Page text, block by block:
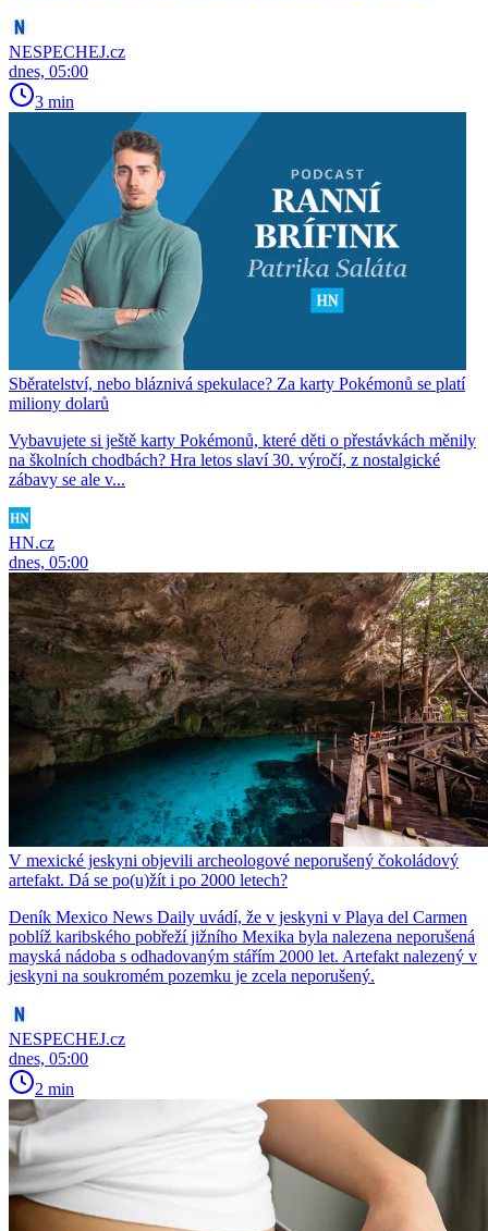
NESPECHEJ.cz
dnes, 05:00
3 min
Sběratelství, nebo bláznivá spekulace? Za karty Pokémonů se platí
miliony dolarů
Vybavujete si ještě karty Pokémonů, které děti o přestávkách měnily
na školních chodbách? Hra letos slaví 30. výročí, z nostalgické
zábavy se ale v...
HN.cz
dnes, 05:00
V mexické jeskyni objevili archeologové neporušený čokoládový
artefakt. Dá se po(u)žít i po 2000 letech?
Deník Mexico News Daily uvádí, že v jeskyni v Playa del Carmen
poblíž karibského pobřeží jižního Mexika byla nalezena neporušená
mayská nádoba s odhadovaným stářím 2000 let. Artefakt nalezený v
jeskyni na soukromém pozemku je zcela neporušený.
NESPECHEJ.cz
dnes, 05:00
2 min